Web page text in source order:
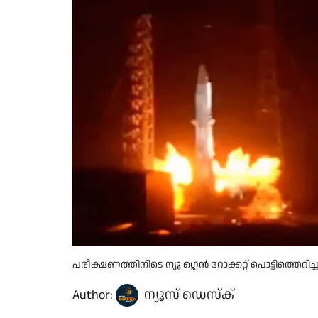
പരീക്ഷണത്തിനിടെ ന്യൂ ഗ്ലെൻ റോക്കറ്റ്
Author: ന്യൂസ് ഡെസ്ക്